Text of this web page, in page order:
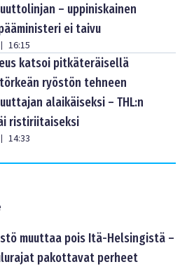
– uppiniskainen
ei taivu
| 16:15
katsoi pitkäteräisellä
ryöstön tehneen
alaikäiseksi – THL:n
ristiriitaiseksi
| 14:33
muuttaa pois Itä-Helsingistä –
pakottavat perheet